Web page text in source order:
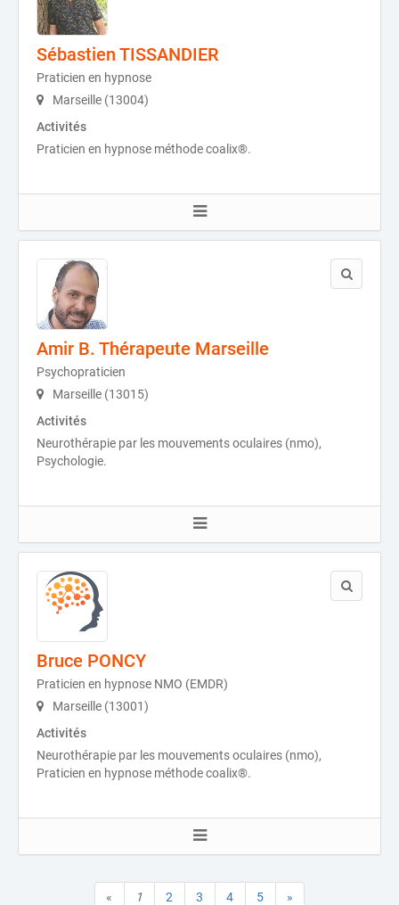
Sébastien TISSANDIER
Praticien en hypnose
Marseille (13004)
Activités
Praticien en hypnose méthode coalix®.
Amir B. Thérapeute Marseille
Psychopraticien
Marseille (13015)
Activités
Neurothérapie par les mouvements oculaires (nmo),
Psychologie.
Bruce PONCY
Praticien en hypnose NMO (EMDR)
Marseille (13001)
Activités
Neurothérapie par les mouvements oculaires (nmo),
Praticien en hypnose méthode coalix®.
« 1 2 3 4 5 »